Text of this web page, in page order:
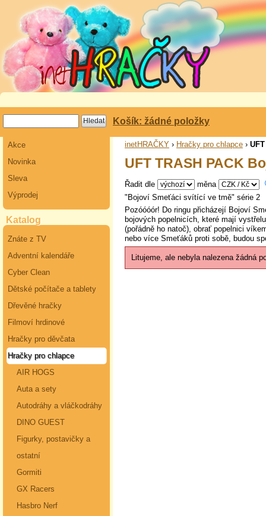
Košík: žádné položky
Akce
Novinka
Sleva
Výprodej
Katalog
Znáte z TV
Adventní kalendáře
Cyber Clean
Dětské počítače a tablety
Dřevěné hračky
Filmoví hrdinové
Hračky pro děvčata
Hračky pro chlapce
AIR HOGS
Auta a sety
Autodráhy a vláčkodráhy
DINO GUEST
Figurky, postavičky a
ostatní
Gormiti
GX Racers
Hasbro Nerf
inetHRAČKY › Hračky pro chlapce ›
UFT TRASH PACK
Řadit dle
měna
"Bojoví Smeťáci svítící ve tmě" série 2
Pozóóóór! Do ringu přicházejí Bojoví
bojových popelnicích, které mají
(pořádně ho natoč), obrať popelnici
nebo více Smeťáků proti sobě, budou
Litujeme, ale nebyla nalezena žádná